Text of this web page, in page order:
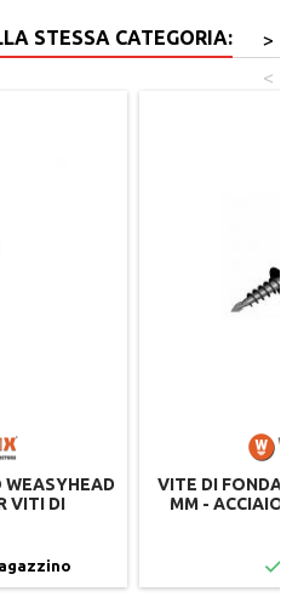
STESSA CATEGORIA:
>
<
VITI DI
VITE DI
MM - ACCIAIO
